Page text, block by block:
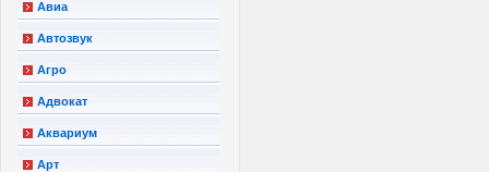
Авиа
Автозвук
Агро
Адвокат
Аквариум
Арт